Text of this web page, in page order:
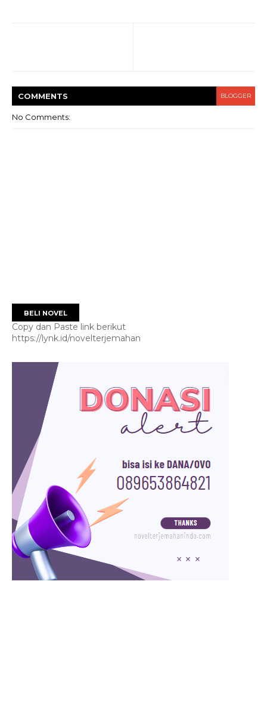
COMMENTS BLOGGER
No Comments:
BELI NOVEL
Copy dan Paste link berikut
https://lynk.id/novelterjemahan